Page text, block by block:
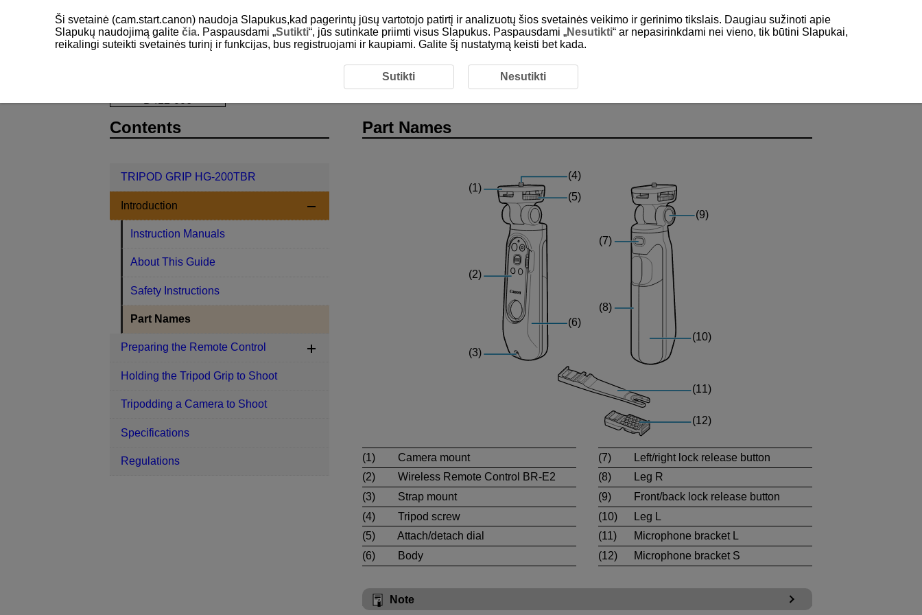
Part Names
Part Names
(1)
Camera mount
(2)
Wireless Remote Control
BR-E2
(3)
Strap mount
(4)
Tripod screw
(5)
Attach/detach dial
(6)
Body
(7)
Left/right lock release button
(8)
Leg R
(9)
Front/back lock release button
(10)
Leg L
(11)
Microphone bracket L
(12)
Microphone bracket S
Note
Contents
TRIPOD GRIP HG-200TBR
Introduction
Instruction Manuals
About This Guide
Safety Instructions
Part Names
Preparing the Remote Control
Holding the Tripod Grip to Shoot
Tripodding a Camera to Shoot
Specifications
Regulations
Ši svetainė (cam.start.canon) naudoja Slapukus,kad pagerintų jūsų vartotojo patirtį ir analizuotų šios svetainės veikimo ir gerinimo tikslais. Daugiau sužinoti apie
Slapukų naudojimą galite čia. Paspausdami „Sutikti“, jūs sutinkate priimti visus Slapukus. Paspausdami „Nesutikti“ ar nepasirinkdami nei vieno, tik būtini Slapukai,
reikalingi suteikti svetainės turinį ir funkcijas, bus registruojami ir kaupiami. Galite šį nustatymą keisti bet kada.
Sutikti Nesutikti